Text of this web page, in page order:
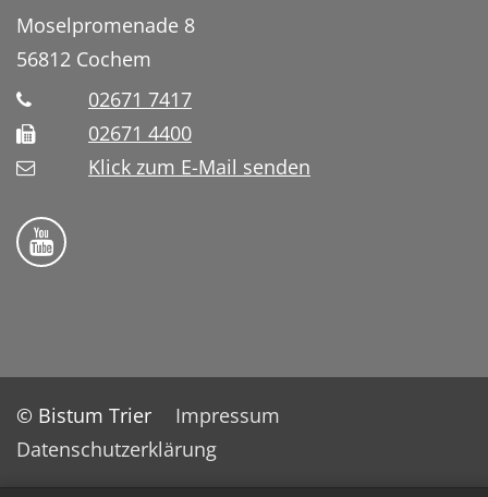
Moselpromenade 8
56812 Cochem
02671 7417
02671 4400
Klick zum E-Mail senden
Bistum Trier auf YouTube
© Bistum Trier
Impressum
Datenschutzerklärung